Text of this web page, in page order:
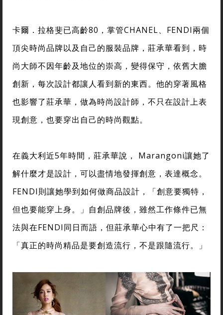
卡爾．拉格斐已高齡80，掌管CHANEL、FENDI兩個
頂尖時尚品牌以及自己的服裝品牌，莊承華看到，時
尚大師不因年齡及地位的崇高，變得保守，依舊大膽
創新，每次設計都讓人看到新的東西。他的穿著風格
也影響了莊承華，做為時尚設計師，不只在設計上表
現創意，也要穿出自己的時尚觀點。
在義大利近5年時間，莊承華說， Marangoni讓她了
解什麼才是設計，可以盡情地發揮創意，表達概念。
FENDI則讓她學到如何做商品設計，「創意要獨特，
但也要能穿上身。」自創品牌後，雖然工作條件已無
法與在FENDI同日而語，但莊承華心中有了一把尺：
「真正的時尚精品是要創造流行，不是跟隨流行。」